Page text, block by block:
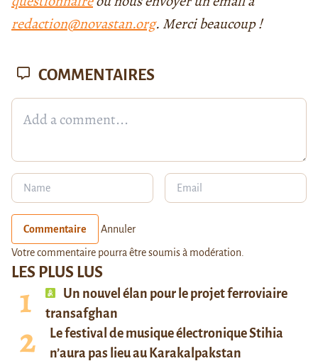
redaction@novastan.org. Merci beaucoup !
LES PLUS LUS
Un nouvel élan pour le projet ferroviaire
transafghan
Le festival de musique électronique Stihia
n’aura pas lieu au Karakalpakstan
COMMENTAIRES
Commentaire Annuler
Votre commentaire pourra être soumis à modération.